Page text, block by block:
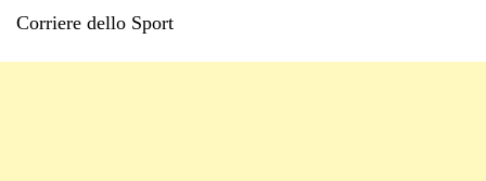
Corriere dello Sport